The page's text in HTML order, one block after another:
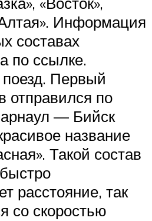
Информация
составах
по ссылке.
Первый
отправился по
— Бийск
название
Такой состав
расстояние, так
со скоростью